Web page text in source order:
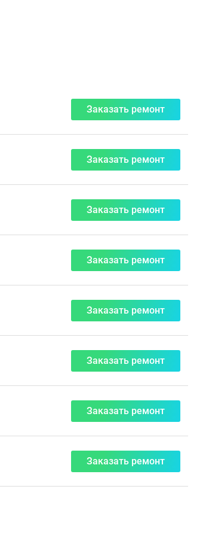
Заказать ремонт
Заказать ремонт
Заказать ремонт
Заказать ремонт
Заказать ремонт
Заказать ремонт
Заказать ремонт
Заказать ремонт